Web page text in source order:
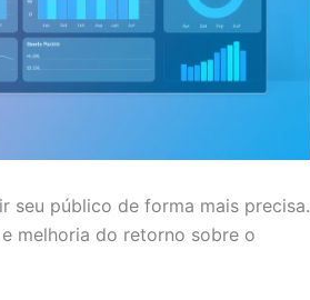
seu público de forma mais precisa.
melhoria do retorno sobre o